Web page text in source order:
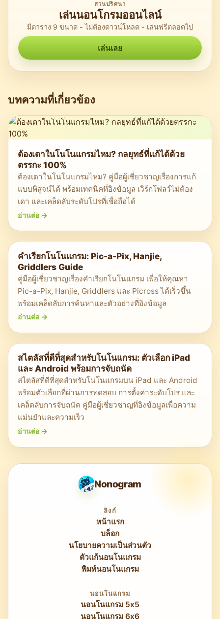
สวนปริศนา
เล่นนอนโกรมออนไลน์
มีตาราง 9 ขนาด - ไม่ต้องดาวน์โหลด - เล่นฟรีตลอดไป
เล่นเลย
บทความที่เกี่ยวข้อง
ต้องเดาในโนโนแกรมไหม? กลยุทธ์ที่แก้ได้ด้วย
ตรรกะ 100%
ต้องเดาในโนโนแกรมไหม? คู่มือผู้เชี่ยวชาญเรื่องการแก้
แบบพิสูจน์ได้ พร้อมเทคนิคที่อิงข้อมูล เวิร์กโฟลว์ไม่ต้อง
เดา และเคล็ดลับระดับโปรที่เชื่อถือได้
อ่านต่อ ->
คำเรียกโนโนแกรม: Pic-a-Pix, Hanjie,
Griddlers Guide
คู่มือผู้เชี่ยวชาญเรื่องคำเรียกโนโนแกรม เพื่อให้คุณหา
Pic-a-Pix, Hanjie, Griddlers และ Picross ได้เร็วขึ้น
พร้อมเคล็ดลับการค้นหาและตัวอย่างที่อิงข้อมูล
อ่านต่อ ->
สไตลัสที่ดีที่สุดสำหรับโนโนแกรม: ตัวเลือก iPad
และ Android พร้อมการจับถนัด
สไตลัสที่ดีที่สุดสำหรับโนโนแกรมบน iPad และ Android
พร้อมตัวเลือกที่ผ่านการทดสอบ การตั้งค่าระดับโปร และ
เคล็ดลับการจับถนัด คู่มือผู้เชี่ยวชาญที่อิงข้อมูลเพื่อความ
แม่นยำและความเร็ว
อ่านต่อ ->
Nonogram
ลิงก์
หน้าแรก
บล็อก
นโยบายความเป็นส่วนตัว
ตัวแก้นอนโนแกรม
พิมพ์นอนโนแกรม
นอนโนแกรม
นอนโนแกรม 5x5
นอนโนแกรม 6x6